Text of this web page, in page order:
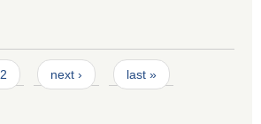
2 next › last »